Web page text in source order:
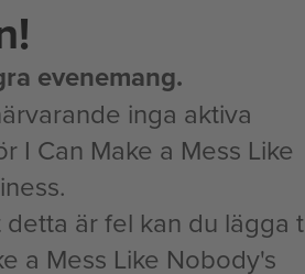
evenemang.
inga aktiva
I Can Make a Mess Like
är fel kan du lägga
a Mess Like Nobody's